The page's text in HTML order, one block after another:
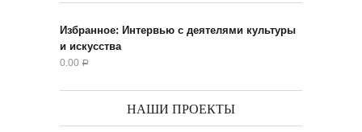
Избранное: Интервью с деятелями культуры
и искусства
0.00 Р
НАШИ ПРОЕКТЫ